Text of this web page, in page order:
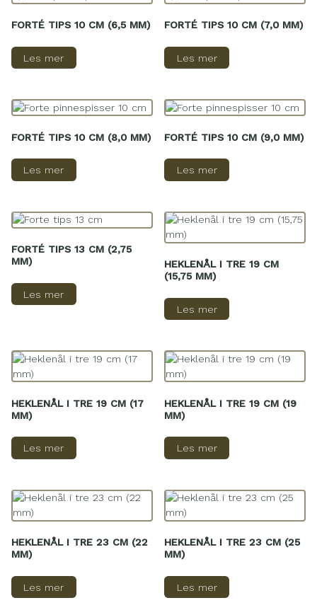
FORTÉ TIPS 10 CM (6,5 MM)
Les mer
FORTÉ TIPS 10 CM (7,0 MM)
Les mer
FORTÉ TIPS 10 CM (8,0 MM)
Les mer
FORTÉ TIPS 10 CM (9,0 MM)
Les mer
FORTÉ TIPS 13 CM (2,75
MM)
Les mer
HEKLENÅL I TRE 19 CM
(15,75 MM)
Les mer
HEKLENÅL I TRE 19 CM (17
MM)
Les mer
HEKLENÅL I TRE 19 CM (19
MM)
Les mer
HEKLENÅL I TRE 23 CM (22
MM)
Les mer
HEKLENÅL I TRE 23 CM (25
MM)
Les mer